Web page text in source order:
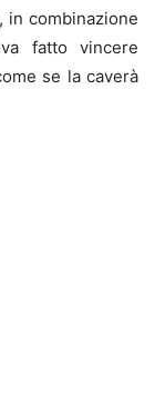
in combinazione
fatto vincere
se la caverà